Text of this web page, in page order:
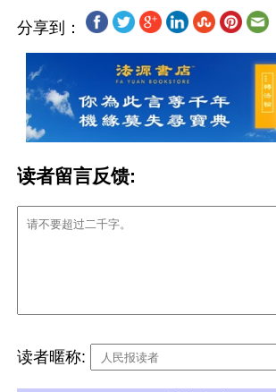
分享到：
读者留言反馈:
读者暱称: